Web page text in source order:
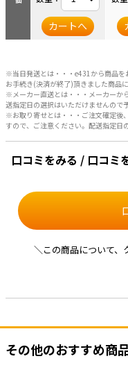
カートへ
※当日発送とは・・・e431から商品を
お手続き(決済が終了)頂きました商品
※メーカー直送とは・・・メーカーか
送指定日の選択はいただけませんので
※お取り寄せとは・・・ご注文確定後
すので、ご注意ください。配送指定日
口コミをみる / 口コミ
＼この商品について、
その他のおすすめ商